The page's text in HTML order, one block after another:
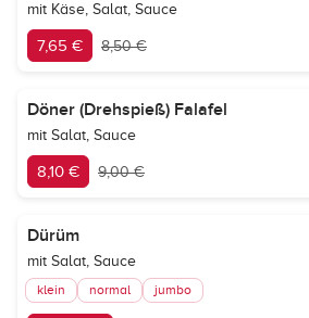
mit Käse, Salat, Sauce
7,65 € 8,50 €
Döner (Drehspieß) Falafel
mit Salat, Sauce
8,10 € 9,00 €
Dürüm
mit Salat, Sauce
klein normal jumbo